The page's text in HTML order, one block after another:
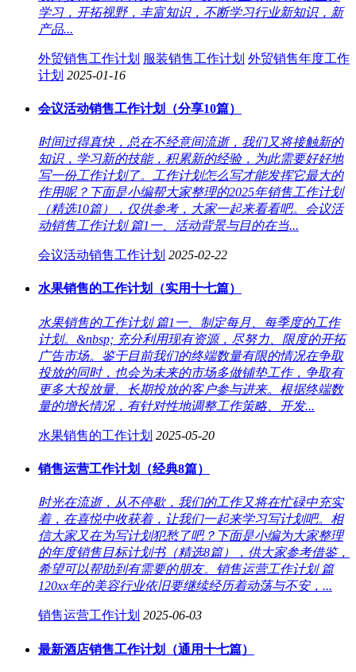
学习，开拓视野，丰富知识，不断学习行业新知识，新
产品...
外贸销售工作计划 服装销售工作计划 外贸销售年度工作
计划 2025-01-16
会议活动销售工作计划（分享10篇）
时间过得真快，总在不经意间流逝，我们又将接触新的
知识，学习新的技能，积累新的经验，为此需要好好地
写一份工作计划了。工作计划怎么写才能发挥它最大的
作用呢？下面是小编帮大家整理的2025年销售工作计划
（精选10篇），仅供参考，大家一起来看看吧。会议活
动销售工作计划 篇1一、活动背景与目的在当...
会议活动销售工作计划 2025-02-22
水果销售的工作计划（实用十七篇）
水果销售的工作计划 篇1一、制定每月、每季度的工作
计划。&nbsp; 充分利用现有资源，尽努力、限度的开拓
广告市场。鉴于目前我们的终端数量有限的情况在争取
投放的同时，也会为未来的市场多做铺垫工作，争取有
更多大投放量、长期投放的客户参与进来。根据终端数
量的增长情况，有针对性地调整工作策略、开发...
水果销售的工作计划 2025-05-20
销售运营工作计划（经典8篇）
时光在流逝，从不停歇，我们的工作又将在忙碌中充实
着，在喜悦中收获着，让我们一起来学习写计划吧。相
信大家又在为写计划犯愁了吧？下面是小编为大家整理
的年度销售目标计划书（精选8篇），供大家参考借鉴，
希望可以帮助到有需要的朋友。销售运营工作计划 篇
120xx年的美容行业依旧要继续经历着动荡与不安，...
销售运营工作计划 2025-06-03
最新酒店销售工作计划（通用十七篇）